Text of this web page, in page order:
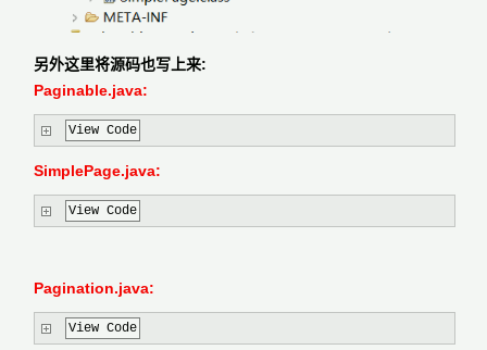
另外这里将源码也写上来:
Paginable.java:
View Code
SimplePage.java:
View Code
Pagination.java:
View Code